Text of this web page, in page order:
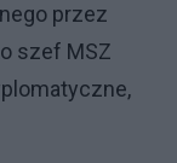
przez
szef MSZ